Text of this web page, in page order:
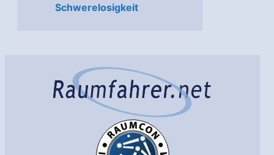
Schwe­re­lo­sig­keit